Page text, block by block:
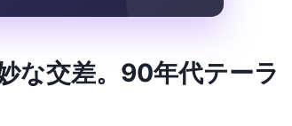
な交差。90年代テーラ